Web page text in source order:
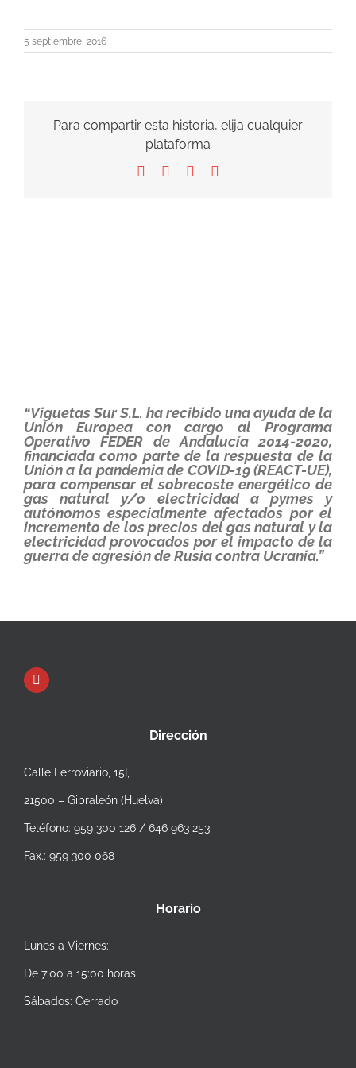
5 septiembre, 2016
Para compartir esta historia, elija cualquier
plataforma
Facebook LinkedIn
“Viguetas Sur S.L. ha recibido una ayuda de la
Unión Europea con cargo al Programa
Operativo FEDER de Andalucía 2014-2020,
financiada como parte de la respuesta de la
Unión a la pandemia de COVID-19 (REACT-UE),
para compensar el sobrecoste energético de
gas natural y/o electricidad a pymes y
autónomos especialmente afectados por el
incremento de los precios del gas natural y la
electricidad provocados por el impacto de la
guerra de agresión de Rusia contra Ucrania.”
Dirección
Calle Ferroviario, 15I,
21500 – Gibraleón (Huelva)
Teléfono: 959 300 126 / 646 963 253
Fax.: 959 300 068
Horario
Lunes a Viernes:
De 7:00 a 15:00 horas
Sábados: Cerrado